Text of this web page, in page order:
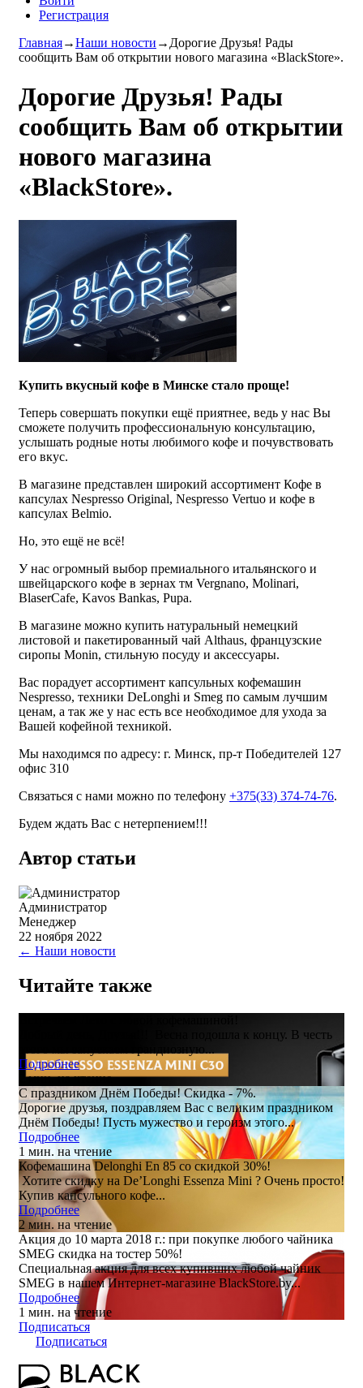
Регистрация
Главная→Наши новости → Дорогие Друзья! Рады
сообщить Вам об открытии нового магазина «BlackStore».
Дорогие Друзья! Рады
сообщить Вам об открытии
нового магазина
«BlackStore».
Купить вкусный кофе в Минске стало проще!
Теперь совершать покупки ещё приятнее, ведь у нас Вы
сможете получить профессиональную консультацию,
услышать родные ноты любимого кофе и почувствовать
его вкус.
В магазине представлен широкий ассортимент Кофе в
капсулах Nespresso Original, Nespresso Vertuo и кофе в
капсулах Belmio.
Но, это ещё не всё!
У нас огромный выбор премиального итальянского и
швейцарского кофе в зернах тм Vergnano, Molinari,
BlaserСafe, Kavos Bankas, Pupa.
В магазине можно купить натуральный немецкий
листовой и пакетированный чай Althaus, французские
сиропы Monin, стильную посуду и аксессуары.
Вас порадует ассортимент капсульных кофемашин
Nespresso, техники DeLonghi и Smeg по самым лучшим
ценам, а так же у нас есть все необходимое для ухода за
Вашей кофейной техникой.
Мы находимся по адресу: г. Минск, пр-т Победителей 127
офис 310
Связаться с нами можно по телефону +375(33) 374-74-76.
Будем ждать Вас с нетерпением!!!
Автор статьи
Администратор
Менеджер
22 ноября 2022
← Наши новости
Читайте также
Добрый день, Друзья!!! Весна подошла к концу. В честь
Подробнее
2 мин. на чтение
С праздником Днём Победы! Скидка - 7%.
Дорогие друзья, поздравляем Вас с великим праздником
Днём Победы! Пусть мужество и героизм этого...
Подробнее
1 мин. на чтение
Кофемашина Delonghi En 85 со скидкой 30%!
Хотите скидку на De’Longhi Essenza Mini ? Очень просто!
Купив капсульного кофе...
Подробнее
2 мин. на чтение
Акция до 10 марта 2018 г.: при покупке любого чайника
SMEG скидка на тостер 50%!
Специальная акция для всех купивших любой чайник
SMEG в нашем Интернет-магазине BlackStore.by...
Подробнее
1 мин. на чтение
Подписаться
Подписаться